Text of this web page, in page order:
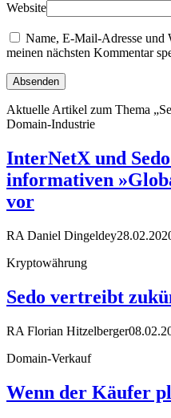
Website
Name, E-Mail-Adresse und
meinen nächsten Kommentar
Aktuelle Artikel zum Thema
Domain-Industrie
InterNetX und
informativen
vor
RA Daniel Dingeldey
Kryptowährung
Sedo vertreibt
RA Florian Hitzelberger
Domain-Verkauf
Wenn der Käufer